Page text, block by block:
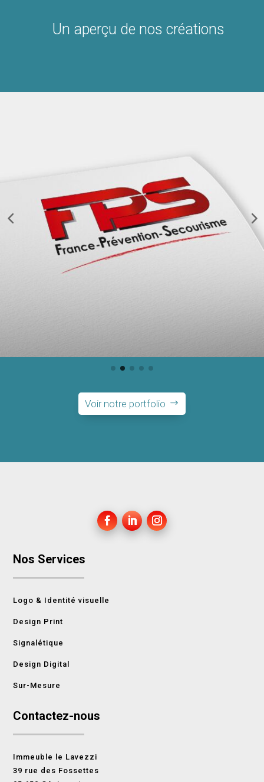
Un aperçu de nos créations
Voir notre portfolio
Nos Services
Logo & Identité visuelle
Design Print
Signalétique
Design Digital
Sur-Mesure
Contactez-nous
Immeuble le Lavezzi
39 rue des Fossettes